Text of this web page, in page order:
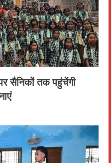
सैनिकों तक पहुंचेंगी